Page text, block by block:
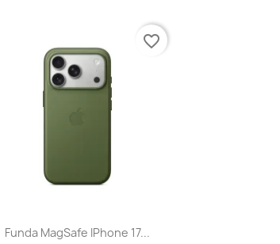
Vista rápida
Funda MagSafe IPhone 17...
favorite_border